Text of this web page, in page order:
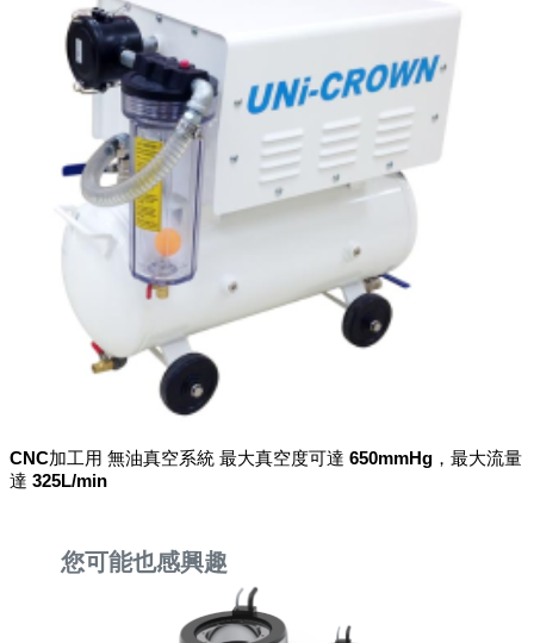
CNC加工用 無油真空系統 最大真空度可達 650mmHg，最大流量
達 325L/min
您可能也感興趣